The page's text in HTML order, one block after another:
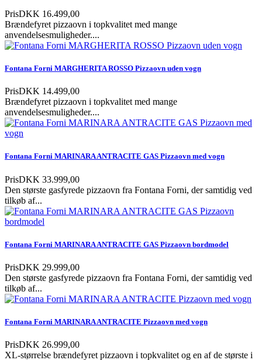
PrisDKK 16.499,00
Brændefyret pizzaovn i topkvalitet med mange
anvendelsesmuligheder....
Fontana Forni MARGHERITA ROSSO Pizzaovn uden vogn
PrisDKK 14.499,00
Brændefyret pizzaovn i topkvalitet med mange
anvendelsesmuligheder....
Fontana Forni MARINARA ANTRACITE GAS Pizzaovn med vogn
PrisDKK 33.999,00
Den største gasfyrede pizzaovn fra Fontana Forni, der samtidig ved
tilkøb af...
Fontana Forni MARINARA ANTRACITE GAS Pizzaovn bordmodel
PrisDKK 29.999,00
Den største gasfyrede pizzaovn fra Fontana Forni, der samtidig ved
tilkøb af...
Fontana Forni MARINARA ANTRACITE Pizzaovn med vogn
PrisDKK 26.999,00
XL-størrelse brændefyret pizzaovn i topkvalitet og en af de største i